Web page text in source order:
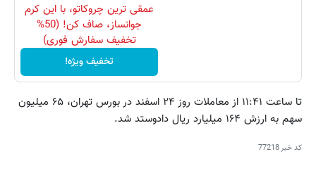
عمقی ترین چروکاتو، با این کرم
جوانساز، صاف کن! (50%
تخفیف سفارش فوری)
تخفیف ویژه!
تا ساعت ۱۱:۴۱ از معاملات روز ۲۴ اسفند در بورس تهران، ۶۵ میلیون
سهم به ارزش ۱۶۴ میلیارد ریال دادوستد شد.
کد خبر77218